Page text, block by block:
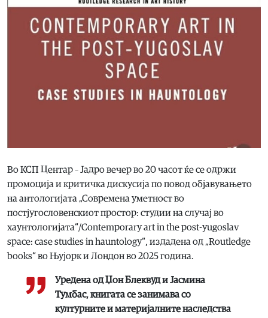
Во КСП Центар – Јадро вечер во 20 часот ќе се одржи
промоција и критичка дискусија по повод објавувањето
на антологијата „Современа уметност во
постјугословенскиот простор: студии на случај во
хаунтологијата“/Contemporary art in the post-yugoslav
space: case studies in hauntology“, издадена од „Routledge
books“ во Њујорк и Лондон во 2025 година.
Уредена од Џон Блеквуд и Јасмина
Тумбас, книгата се занимава со
културните и материјалните наследства